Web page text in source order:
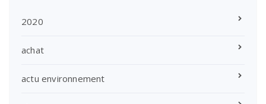
2020
achat
actu environnement